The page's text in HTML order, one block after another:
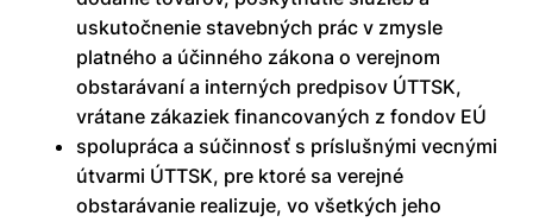
uskutočnenie stavebných prác v zmysle
platného a účinného zákona o verejnom
obstarávaní a interných predpisov ÚTTSK,
vrátane zákaziek financovaných z fondov EÚ
spolupráca a súčinnosť s príslušnými vecnými
útvarmi ÚTTSK, pre ktoré sa verejné
obstarávanie realizuje, vo všetkých jeho